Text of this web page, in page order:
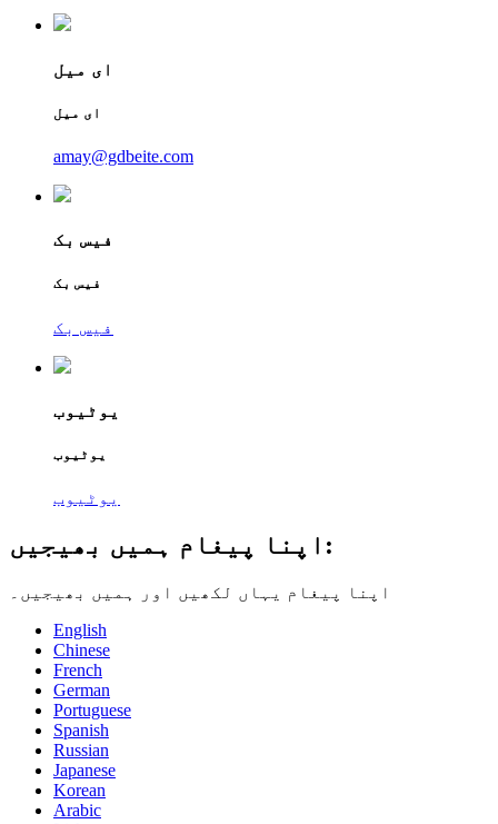
ای میل
ای میل
amay@gdbeite.com
فیس بک
فیس بک
فیس بک
یوٹیوب
یوٹیوب
یوٹیوب
اپنا پیغام ہمیں بھیجیں:
اپنا پیغام یہاں لکھیں اور ہمیں بھیجیں۔
English
Chinese
French
German
Portuguese
Spanish
Russian
Japanese
Korean
Arabic